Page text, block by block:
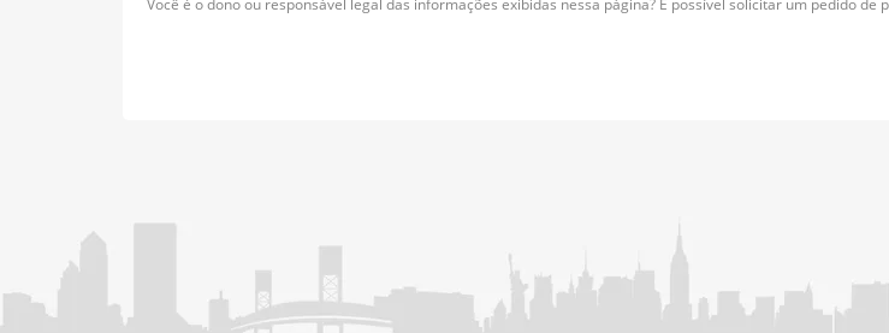
Você é o dono ou responsável legal das informações exibidas nessa página? É possível solicitar um pedido de